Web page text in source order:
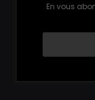
En vous